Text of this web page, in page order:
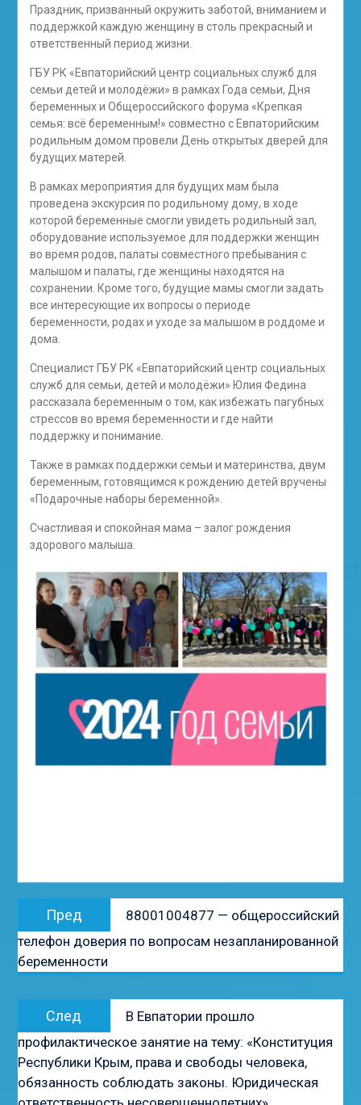
Праздник, призванный окружить заботой, вниманием и
поддержкой каждую женщину в столь прекрасный и
ответственный период жизни.
ГБУ РК «Евпаторийский центр социальных служб для
семьи детей и молодёжи» в рамках Года семьи, Дня
беременных и Общероссийского форума «Крепкая
семья: всё беременным!» совместно с Евпаторийским
родильным домом провели День открытых дверей для
будущих матерей.
В рамках мероприятия для будущих мам была
проведена экскурсия по родильному дому, в ходе
которой беременные смогли увидеть родильный зал,
оборудование используемое для поддержки женщин
во время родов, палаты совместного пребывания с
малышом и палаты, где женщины находятся на
сохранении. Кроме того, будущие мамы смогли задать
все интересующие их вопросы о периоде
беременности, родах и уходе за малышом в роддоме и
дома.
Специалист ГБУ РК «Евпаторийский центр социальных
служб для семьи, детей и молодёжи» Юлия Федина
рассказала беременным о том, как избежать пагубных
стрессов во время беременности и где найти
поддержку и понимание.
Также в рамках поддержки семьи и материнства, двум
беременным, готовящимся к рождению детей вручены
«Подарочные наборы беременной».
Счастливая и спокойная мама – залог рождения
здорового малыша.
Навигация
записям
Пред
Предыдущая
запись:
88001004877 — общероссийский
телефон доверия по вопросам незапланированной
беременности
След
Следующая
запись:
В Евпатории прошло
профилактическое занятие на тему: «Конституция
Республики Крым, права и свободы человека,
обязанность соблюдать законы. Юридическая